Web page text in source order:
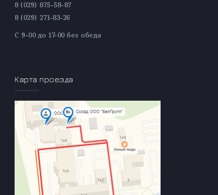
8 (029) 875-58-87
8 (029) 271-83-26
С 9-00 до 17-00 без обеда
Карта проезда